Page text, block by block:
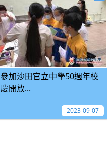
參加沙田官立中學50週年校
慶開放...
2023-09-07